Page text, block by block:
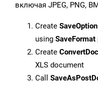
включая JPEG, PNG,
Create SaveOption
using SaveFormat
Create
XLS document
Call